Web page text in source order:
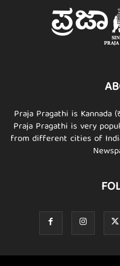
Praja Pragathi is Kannada
Praja Pragathi is very
from different cities of